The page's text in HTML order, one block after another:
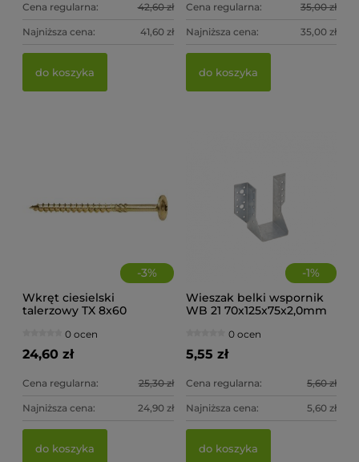
Cena regularna: 42,60 zł
Najniższa cena: 41,60 zł
do koszyka
Cena regularna: 35,00 zł
Najniższa cena: 35,00 zł
do koszyka
-3%
Wkręt ciesielski
talerzowy TX 8x60
0 ocen
24,60 zł
Cena regularna: 25,30 zł
Najniższa cena: 24,90 zł
do koszyka
-1%
Wieszak belki wspornik
WB 21 70x125x75x2,0mm
0 ocen
5,55 zł
Cena regularna: 5,60 zł
Najniższa cena: 5,60 zł
do koszyka
Wieszak belki wspornik WB 10 51x105x75x2,0mm